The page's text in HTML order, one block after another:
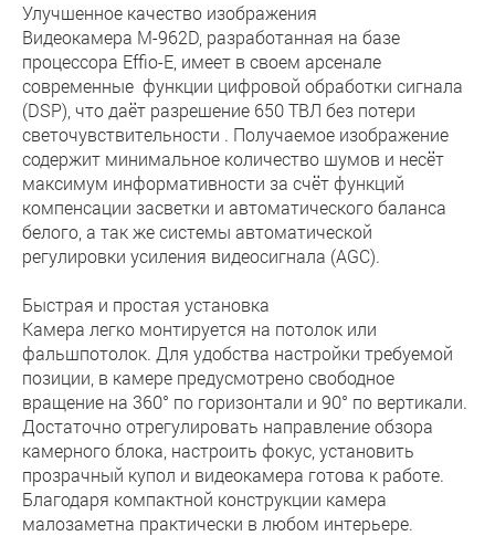
Улучшенное качество изображения
Видеокамера M-962D, разработанная на базе
процессора Effio-E, имеет в своем арсенале
современные функции цифровой обработки сигнала
(DSP), что даёт разрешение 650 ТВЛ без потери
светочувствительности . Получаемое изображение
содержит минимальное количество шумов и несёт
максимум информативности за счёт функций
компенсации засветки и автоматического баланса
белого, а так же системы автоматической
регулировки усиления видеосигнала (AGC).
Быстрая и простая установка
Камера легко монтируется на потолок или
фальшпотолок. Для удобства настройки требуемой
позиции, в камере предусмотрено свободное
вращение на 360° по горизонтали и 90° по вертикали.
Достаточно отрегулировать направление обзора
камерного блока, настроить фокус, установить
прозрачный купол и видеокамера готова к работе.
Благодаря компактной конструкции камера
малозаметна практически в любом интерьере.